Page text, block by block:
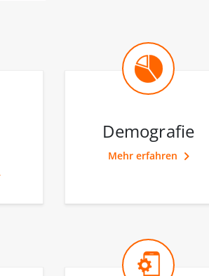
Demografie
Mehr erfahren